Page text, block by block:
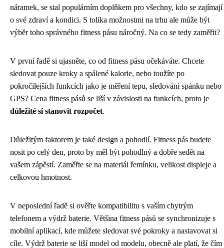
náramek, se stal populárním doplňkem pro všechny, kdo se zajímají
o své zdraví a kondici. S tolika možnostmi na trhu ale může být
výběr toho správného fitness pásu náročný. Na co se tedy zaměřit?
V první řadě si ujasněte, co od fitness pásu očekáváte. Chcete
sledovat pouze kroky a spálené kalorie, nebo toužíte po
pokročilejších funkcích jako je měření tepu, sledování spánku nebo
GPS? Cena fitness pásů se liší v závislosti na funkcích, proto je
důležité si stanovit rozpočet.
Důležitým faktorem je také design a pohodlí. Fitness pás budete
nosit po celý den, proto by měl být pohodlný a dobře sedět na
vašem zápěstí. Zaměřte se na materiál řemínku, velikost displeje a
celkovou hmotnost.
V neposlední řadě si ověřte kompatibilitu s vaším chytrým
telefonem a výdrž baterie. Většina fitness pásů se synchronizuje s
mobilní aplikací, kde můžete sledovat své pokroky a nastavovat si
cíle. Výdrž baterie se liší model od modelu, obecně ale platí, že čím